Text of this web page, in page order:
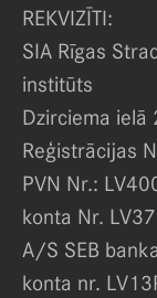
REKVIZĪTI:
SIA Rīgas
institūts
Dzirciema ielā
Reģistrācijas
PVN Nr.:
konta Nr.
A/S SEB
konta nr.